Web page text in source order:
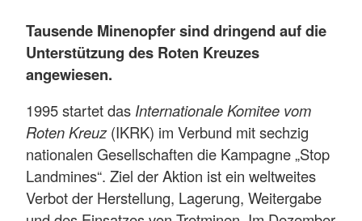
Tausende Minenopfer sind dringend auf die
Unterstützung des Roten Kreuzes
angewiesen.
1995 startet das Internationale Komitee vom
Roten Kreuz(IKRK) im Verbund mit sechzig
nationalen Gesellschaften die Kampagne „Stop
Landmines“. Ziel der Aktion ist ein weltweites
Verbot der Herstellung, Lagerung, Weitergabe